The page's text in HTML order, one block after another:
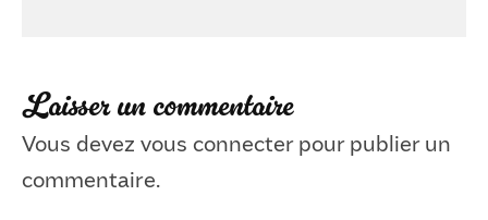
Laisser un commentaire
Vous devez vous connecterpour publier un
commentaire.